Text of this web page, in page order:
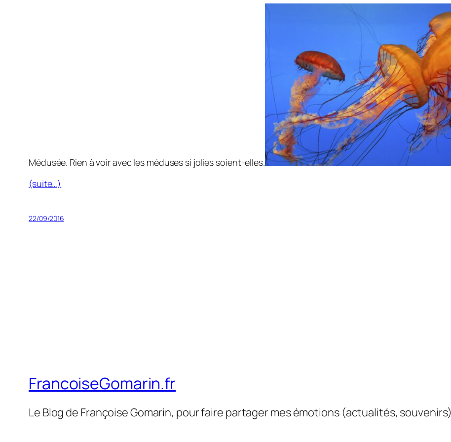
Médusée. Rien à voir avec les méduses si jolies soient-elles.
(suite…)
22/09/2016
FrancoiseGomarin.fr
Le Blog de Françoise Gomarin, pour faire partager mes émotions (actualités, souvenirs)